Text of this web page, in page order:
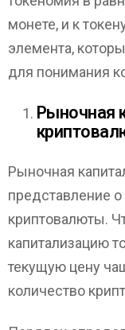
монете, и к
элемента,
для понимания
Рыночная
Рыночная
представление
криптовалюты.
капитализацию
текущую цену
количество